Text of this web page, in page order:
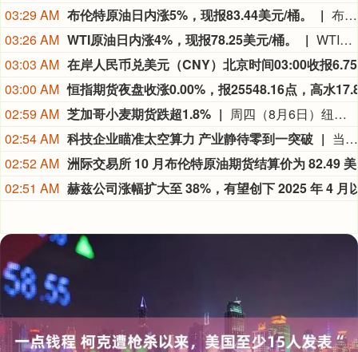
03:29 AM 布伦特原油日内涨5%，现报83.44美元/桶。
布伦特原油日内涨5%，现报83.44美元/桶。
03:26 AM WTI原油日内涨4%，现报78.25美元/桶。
WTI原油日内涨4%，现报78.25美元/桶。
03:03 AM
03:00 AM
02:59 AM 芝加哥小麦期货跌超1.8%
周四（8月6日）纽约尾盘，彭博谷物分类指数跌0.36%，报30.8249点。CBOT玉米期货涨0.27%，CBOT小麦期货跌1.83%，CBOT大豆期货涨0.23%，豆粕期货涨0.19%，豆油期货涨0.21%。CBOT瘦肉猪期货跌1.63%，活牛期货跌1.86%，饲牛期货跌1.90%。
02:54 AM 科技企业瞄准太空算力 产业静待零到一突破
当地时间8月5日，在交出上市后首份财报之际，SpaceX在社交媒体上宣布，公司正与英伟达合作，共同开发设计Starmind AI1卫星计算载荷，每颗Starmind卫星都将搭载英伟达Rubin GPU和Vera CPU，实现数据中心级太空计算能力。英伟达也在社交媒体上确认了这项合作并表示：“AI基础设施的下一个篇章，正迈向AI计算从未涉足的疆域。”
02:52 AM
02:51 AM